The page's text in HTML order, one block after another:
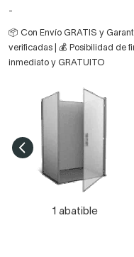
-
📦 Con Envío GRATIS y
verificadas | 💰 Posibilidad de
inmediato y GRATUITO
1 abatible